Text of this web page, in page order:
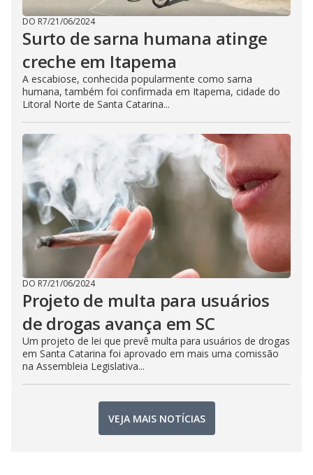
DO R7/21/06/2024
Surto de sarna humana atinge
creche em Itapema
A escabiose, conhecida popularmente como sarna
humana, também foi confirmada em Itapema, cidade do
Litoral Norte de Santa Catarina...
DO R7/21/06/2024
Projeto de multa para usuários
de drogas avança em SC
Um projeto de lei que prevê multa para usuários de drogas
em Santa Catarina foi aprovado em mais uma comissão
na Assembleia Legislativa...
VEJA MAIS NOTÍCIAS